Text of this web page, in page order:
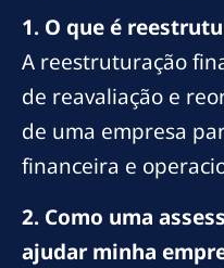
1. O que é
A reestruturação
de reavaliação e
de uma empresa
financeira e
2. Como uma
ajudar minha